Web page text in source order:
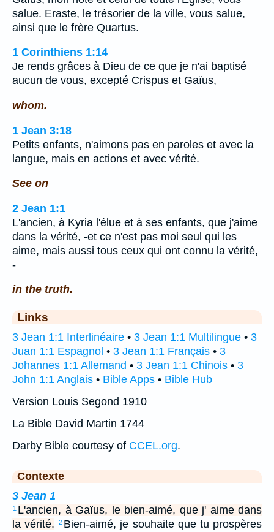
salue. Eraste, le trésorier de la ville, vous salue,
ainsi que le frère Quartus.
1 Corinthiens 1:14
Je rends grâces à Dieu de ce que je n'ai baptisé
aucun de vous, excepté Crispus et Gaïus,
whom.
1 Jean 3:18
Petits enfants, n'aimons pas en paroles et avec la
langue, mais en actions et avec vérité.
See on
2 Jean 1:1
L'ancien, à Kyria l'élue et à ses enfants, que j'aime
dans la vérité, -et ce n'est pas moi seul qui les
aime, mais aussi tous ceux qui ont connu la vérité,
-
in the truth.
Links
3 Jean 1:1 Interlinéaire • 3 Jean 1:1 Multilingue • 3
Juan 1:1 Espagnol • 3 Jean 1:1 Français • 3
Johannes 1:1 Allemand • 3 Jean 1:1 Chinois • 3
John 1:1 Anglais • Bible Apps • Bible Hub
Version Louis Segond 1910
La Bible David Martin 1744
Darby Bible courtesy of CCEL.org.
Contexte
3 Jean 1
1 L'ancien, à Gaïus, le bien-aimé, que j' aime dans
la vérité.
2 Bien-aimé, je souhaite que tu prospères